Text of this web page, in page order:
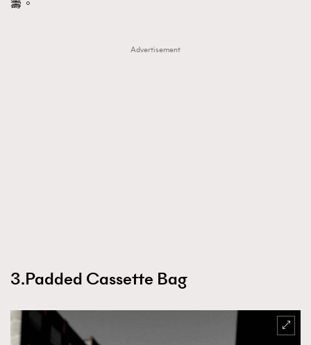
籌。
Advertisement
3.Padded Cassette Bag